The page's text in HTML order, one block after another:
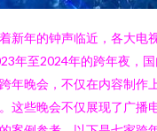
新年的钟声临近，各大电
年至2024年的跨年夜，
年晚会，不仅在内容制作
这些晚会不仅展现了广播